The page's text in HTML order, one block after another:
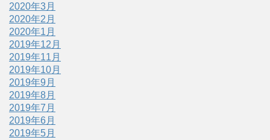
2020年3月
2020年2月
2020年1月
2019年12月
2019年11月
2019年10月
2019年9月
2019年8月
2019年7月
2019年6月
2019年5月